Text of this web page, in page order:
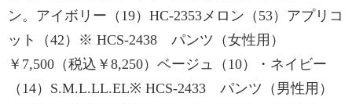
ン。アイボリー（19）HC-2353メロン（53）アプリコ
ット（42）※ HCS-2438 パンツ（女性用）
￥7,500（税込￥8,250）ベージュ（10）・ネイビー
（14）S.M.L.LL.EL※ HCS-2433 パンツ（男性用）